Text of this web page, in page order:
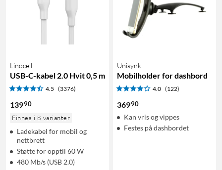
Linocell
USB-C-kabel 2.0 Hvit 0,5 m
4.5 (3376)
13990
Finnes i 8 varianter
Ladekabel for mobil og
nettbrett
Støtte for opptil 60 W
480 Mb/s (USB 2.0)
Unisynk
Mobilholder for dashbord
4.0 (122)
36990
Kan vris og vippes
Festes på dashbordet